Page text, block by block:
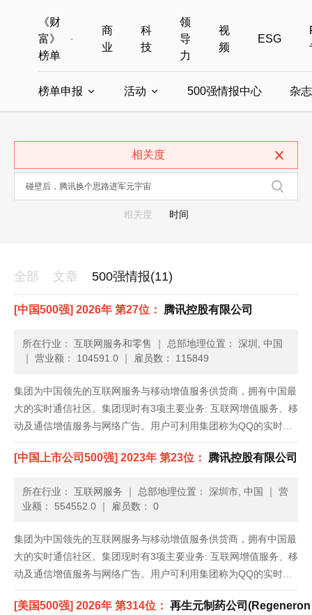
《财
富》
榜单
全部榜单
中国最具影响力商界女性
商
业
科
技
领
导
力
视
频
ESG
榜单申报 活动 500强情报中心 杂
相关度
相关度 时间
全部 文章 500强情报(11)
[中国500强] 2026年 第27位： 腾讯控股有限公司
所在行业： 互联网服务和零售 ｜ 总部地理位置： 深圳, 中国
｜ 营业额： 104591.0 ｜ 雇员数： 115849
集团为中国领先的互联网服务与移动增值服务供货商，拥有中国最
大的实时通信社区。集团现时有3项主要业务: 互联网增值服务、移
动及通信增值服务与网络广告。用户可利用集团称为QQ的实时通
信平台，以各种终端设备透过互联网及移动与固定通信网络进行实
时通信。...
[中国上市公司500强] 2023年 第23位： 腾讯控股有限公司
所在行业： 互联网服务 ｜ 总部地理位置： 深圳市, 中国 ｜ 营
业额： 554552.0 ｜ 雇员数： 0
集团为中国领先的互联网服务与移动增值服务供货商，拥有中国最
大的实时通信社区。集团现时有3项主要业务: 互联网增值服务、移
动及通信增值服务与网络广告。用户可利用集团称为QQ的实时通
信平台，以各种终端设备透过互联网及移动与固定通信网络进行实
时通信。...
[美国500强] 2026年 第314位： 再生元制药公司